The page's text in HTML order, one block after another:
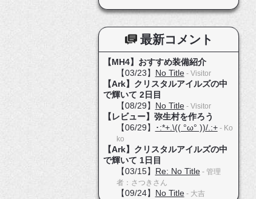
最新コメント
【MH4】おすすめ装備紹介
【03/23】 No Title- Visitor
【Ark】クリスタルアイルズの中
で輝いて 2日目
【08/29】 No Title- Visitor
【レビュー】弥生村を作ろう
【06/29】
･:*+.\(( °ω° ))/.:+- Ko
ko
【Ark】クリスタルアイルズの中
で輝いて 1日目
【03/15】 Re: No Title- 管理
者：さつきさん
【09/24】 No Title- 大吉